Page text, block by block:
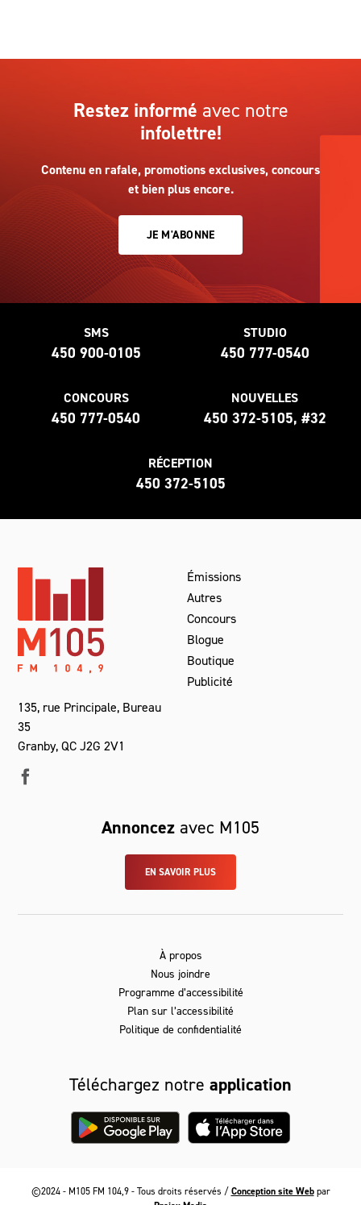
Restez informé avec notre
infolettre!
Contenu en rafale, promotions exclusives, concours
et bien plus encore.
JE M'ABONNE
SMS
450 900-0105
STUDIO
450 777-0540
CONCOURS
450 777-0540
NOUVELLES
450 372-5105, #32
RÉCEPTION
450 372-5105
135, rue Principale, Bureau
35
Granby, QC J2G 2V1
Émissions
Autres
Concours
Blogue
Boutique
Publicité
Annoncez avec M105
EN SAVOIR PLUS
À propos
Nous joindre
Programme d’accessibilité
Plan sur l’accessibilité
Politique de confidentialité
Téléchargez notre application
©2024 - M105 FM 104,9 - Tous droits réservés /Conception site Webpar